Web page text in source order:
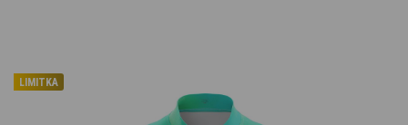
LIMITKA